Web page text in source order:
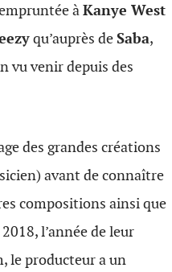
àKanye West
qu’auprès deSaba,
vu venir depuis des
des grandes créations
avant de connaître
compositions ainsi que
l’année de leur
le producteur a un